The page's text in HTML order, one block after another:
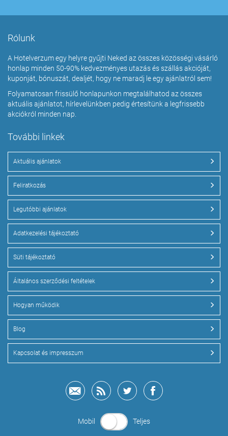
Rólunk
A Hotelverzum egy helyre gyűjti Neked az összes közösségi vásárló
honlap minden 50-90% kedvezményes utazás és szállás akcióját,
kuponját, bónuszát, dealjét, hogy ne maradj le egy ajánlatról sem!
Folyamatosan frissülő honlapunkon megtalálhatod az összes
aktuális ajánlatot, hírlevelünkben pedig értesítünk a legfrissebb
akciókról minden nap.
További linkek
Aktuális ajánlatok
Feliratkozás
Legutóbbi ajánlatok
Adatkezelési tájékoztató
Süti tájékoztató
Általános szerződési feltételek
Hogyan működik
Blog
Kapcsolat és impresszum
Mobil Teljes